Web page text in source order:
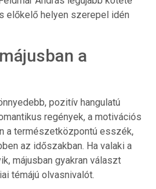
előkelő helyen szerepel idén
a
pozitív hangulatú
regények, a motivációs
a természetközpontú esszék,
az időszakban. Ha valaki a
májusban gyakran választ
témájú olvasnivalót.